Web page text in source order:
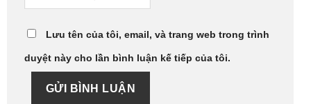
Lưu tên của tôi, email, và trang web trong trình
duyệt này cho lần bình luận kế tiếp của tôi.
GỬI BÌNH LUẬN